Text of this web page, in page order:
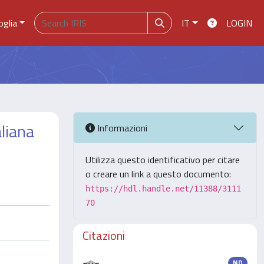
IT LOGIN
Informazioni
Utilizza questo identificativo per citare
o creare un link a questo documento:
https://hdl.handle.net/11388/3111
70
Citazioni